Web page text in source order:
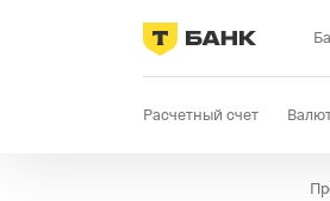
Расчетный счет